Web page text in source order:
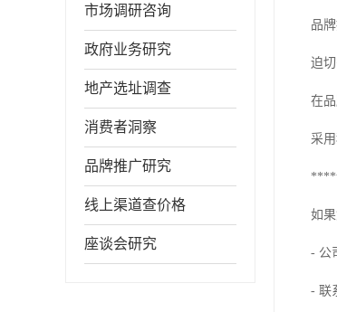
市场调研咨询
政府业务研究
地产选址调查
消费者洞察
品牌推广研究
线上渠道查价格
座谈会研究
品
迫
在
采
****
如
- 公
- 联